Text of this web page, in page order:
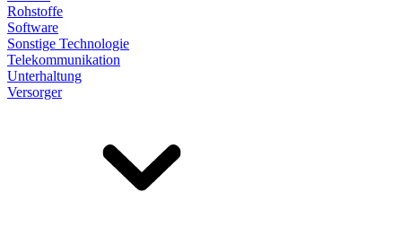
Rohstoffe
Software
Sonstige Technologie
Telekommunikation
Unterhaltung
Versorger